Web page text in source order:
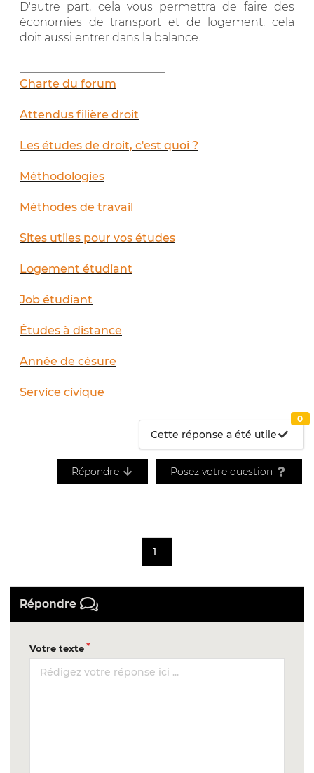
D'autre part, cela vous permettra de faire des
économies de transport et de logement, cela
doit aussi entrer dans la balance.
Charte du forum
Attendus filière droit
Les études de droit, c'est quoi ?
Méthodologies
Méthodes de travail
Sites utiles pour vos études
Logement étudiant
Job étudiant
Études à distance
Année de césure
Service civique
Cette réponse a été utile
0
Répondre Posez votre question
1
Répondre
Votre texte